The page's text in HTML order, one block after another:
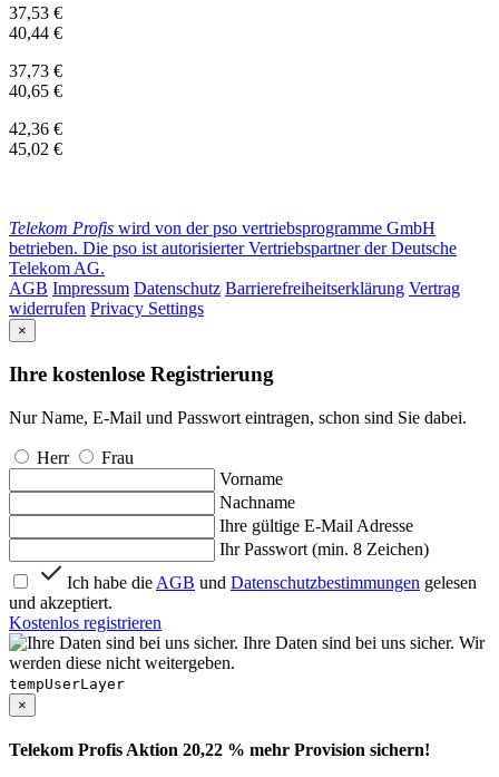
37,53 €
40,44 €
37,73 €
40,65 €
42,36 €
45,02 €
Telekom Profis wird von der pso vertriebsprogramme GmbH
betrieben. Die pso ist autorisierter Vertriebspartner der Deutsche
Telekom AG.
AGB Impressum Datenschutz Barrierefreiheitserklärung Vertrag
widerrufen Privacy Settings
×
Ihre kostenlose Registrierung
Nur Name, E-Mail und Passwort eintragen, schon sind Sie dabei.
Herr
Frau
Vorname
Nachname
Ihre gültige E-Mail Adresse
Ihr Passwort (min. 8 Zeichen)
Ich habe die AGB und Datenschutzbestimmungen gelesen
und akzeptiert.
Kostenlos registrieren
Ihre Daten sind bei uns sicher. Wir
werden diese nicht weitergeben.
tempUserLayer
×
Telekom Profis Aktion 20,22 % mehr Provision sichern!